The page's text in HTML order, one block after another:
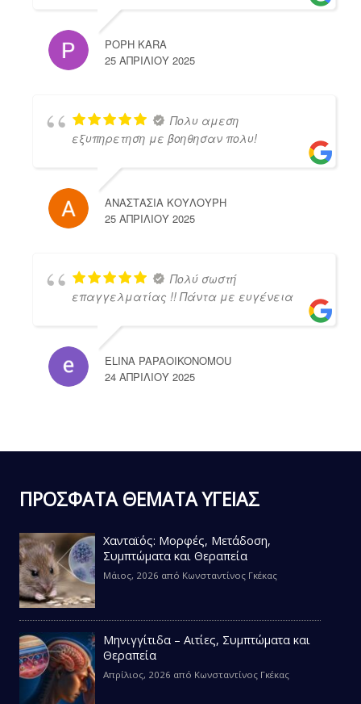
POPH KARA
25 ΑΠΡΙΛΊΟΥ 2025
Πολυ αμεση
εξυπηρετηση με βοηθησαν πολυ!
ΑΝΑΣΤΑΣΙΑ ΚΟΥΛΟΥΡΗ
25 ΑΠΡΙΛΊΟΥ 2025
Πολύ σωστή
επαγγελματίας !! Πάντα με ευγένεια
ELINA PAPAOIKONOMOU
24 ΑΠΡΙΛΊΟΥ 2025
ΠΡΟΣΦΑΤΑ ΘΕΜΑΤΑ ΥΓΕΙΑΣ
Χανταϊός: Μορφές, Μετάδοση,
Συμπτώματα και Θεραπεία
Μάιος, 2026 από Κωνσταντίνος Γκέκας
Μηνιγγίτιδα – Αιτίες, Συμπτώματα και
Θεραπεία
Απρίλιος, 2026 από Κωνσταντίνος Γκέκας